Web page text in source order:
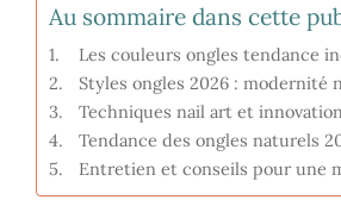
Au sommaire dans cette
Les couleurs ongles tendance
Styles ongles 2026 : modernité
Techniques nail art et
Tendance des ongles naturels
Entretien et conseils pour une